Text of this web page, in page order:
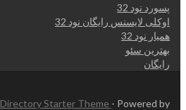
پسورد نود 32
اوکلی لایسنس رایگان نود 32
همیار نود 32
بهترین سئو
رایگان
Directory Starter Theme - Powered by